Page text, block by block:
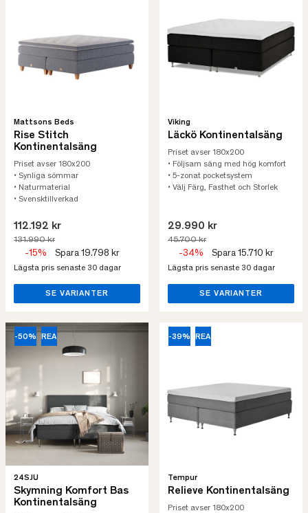
Mattsons Beds
Rise Stitch
Kontinentalsäng
Priset avser 180x200
• Synliga sömmar
• Naturmaterial
• Svensktillverkad
112.192 kr
131.990 kr
-15% Spara 19.798 kr
Lägsta pris senaste 30 dagar
SE VARIANTER
Viking
Läckö Kontinentalsäng
Priset avser 180x200
• Följsam säng med hög komfort
• 5-zonat pocketsystem
• Välj Färg, Fasthet och Storlek
29.990 kr
45.700 kr
-34% Spara 15.710 kr
Lägsta pris senaste 30 dagar
SE VARIANTER
-50% REA
24SJU
Skymning Komfort Bas
Kontinentalsäng
-39% REA
Tempur
Relieve Kontinentalsäng
Priset avser 180x200